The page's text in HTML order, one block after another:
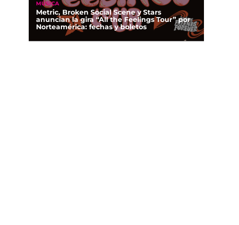
MÚSICA
Metric, Broken Social Scene y Stars
anuncian la gira “All the Feelings Tour” por
Norteamérica: fechas y boletos